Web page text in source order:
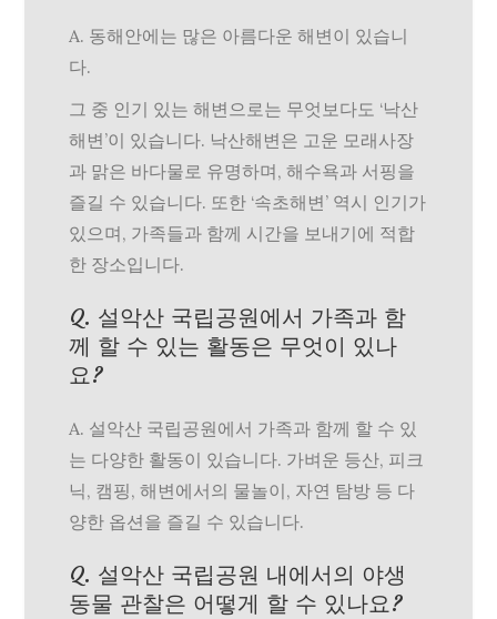
A. 동해안에는 많은 아름다운 해변이 있습니
다.
그 중 인기 있는 해변으로는 무엇보다도 ‘낙산
해변’이 있습니다. 낙산해변은 고운 모래사장
과 맑은 바다물로 유명하며, 해수욕과 서핑을
즐길 수 있습니다. 또한 ‘속초해변’ 역시 인기가
있으며, 가족들과 함께 시간을 보내기에 적합
한 장소입니다.
Q. 설악산 국립공원에서 가족과 함
께 할 수 있는 활동은 무엇이 있나
요?
A. 설악산 국립공원에서 가족과 함께 할 수 있
는 다양한 활동이 있습니다. 가벼운 등산, 피크
닉, 캠핑, 해변에서의 물놀이, 자연 탐방 등 다
양한 옵션을 즐길 수 있습니다.
Q. 설악산 국립공원 내에서의 야생
동물 관찰은 어떻게 할 수 있나요?